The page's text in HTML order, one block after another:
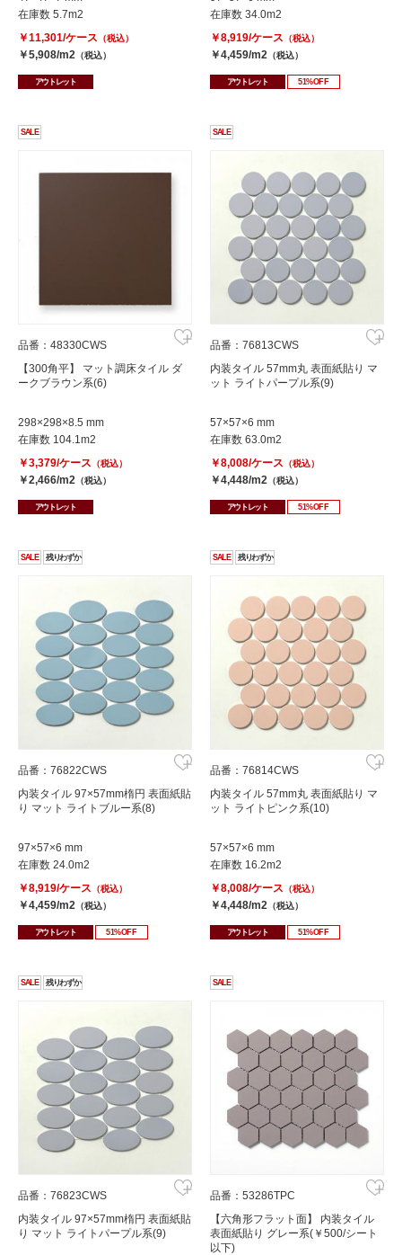
在庫数 5.7m2
￥11,301/ケース （税込）
￥5,908/m2 （税込）
アウトレット
在庫数 34.0m2
￥8,919/ケース （税込）
￥4,459/m2 （税込）
アウトレット 51%OFF
SALE
品番：48330CWS
【300角平】 マット調床タイル ダ
ークブラウン系(6)
298×298×8.5 mm
在庫数 104.1m2
￥3,379/ケース （税込）
￥2,466/m2 （税込）
アウトレット
SALE
品番：76813CWS
内装タイル 57mm丸 表面紙貼り マ
ット ライトパープル系(9)
57×57×6 mm
在庫数 63.0m2
￥8,008/ケース （税込）
￥4,448/m2 （税込）
アウトレット 51%OFF
SALE 残りわずか
品番：76822CWS
内装タイル 97×57mm楕円 表面紙貼
り マット ライトブルー系(8)
97×57×6 mm
在庫数 24.0m2
￥8,919/ケース （税込）
￥4,459/m2 （税込）
アウトレット 51%OFF
SALE 残りわずか
品番：76814CWS
内装タイル 57mm丸 表面紙貼り マ
ット ライトピンク系(10)
57×57×6 mm
在庫数 16.2m2
￥8,008/ケース （税込）
￥4,448/m2 （税込）
アウトレット 51%OFF
SALE 残りわずか
品番：76823CWS
内装タイル 97×57mm楕円 表面紙貼
り マット ライトパープル系(9)
SALE
品番：53286TPC
【六角形フラット面】 内装タイル
表面紙貼り グレー系(￥500/シート
以下)